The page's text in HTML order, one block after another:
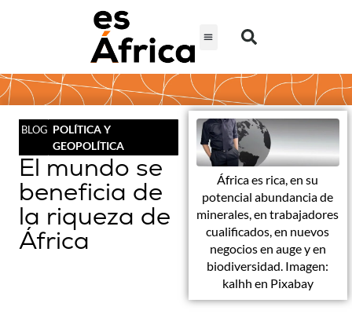
BLOG POLÍTICA Y
GEOPOLÍTICA
El mundo se
beneficia de
la riqueza de
África
África es rica, en su
potencial abundancia de
minerales, en trabajadores
cualificados, en nuevos
negocios en auge y en
biodiversidad. Imagen:
kalhh en Pixabay